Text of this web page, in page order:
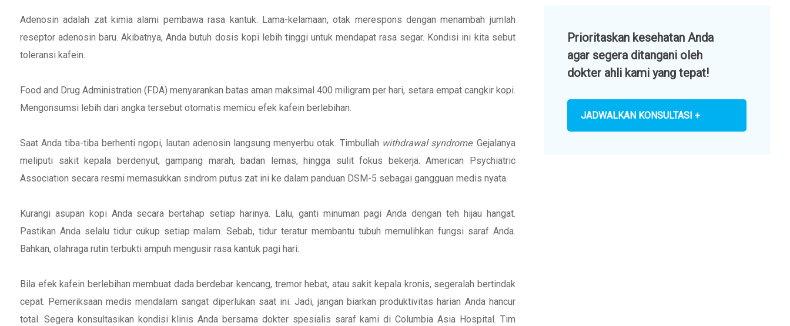
Adenosin adalah zat kimia alami pembawa rasa kantuk. Lama-kelamaan, otak merespons dengan menambah jumlah
reseptor adenosin baru. Akibatnya, Anda butuh dosis kopi lebih tinggi untuk mendapat rasa segar. Kondisi ini kita sebut
toleransi kafein.
Food and Drug Administration (FDA) menyarankan batas aman maksimal 400 miligram per hari, setara empat cangkir kopi.
Mengonsumsi lebih dari angka tersebut otomatis memicu efek kafein berlebihan.
Saat Anda tiba-tiba berhenti ngopi, lautan adenosin langsung menyerbu otak. Timbullah withdrawal syndrome. Gejalanya
meliputi sakit kepala berdenyut, gampang marah, badan lemas, hingga sulit fokus bekerja. American Psychiatric
Association secara resmi memasukkan sindrom putus zat ini ke dalam panduan DSM-5 sebagai gangguan medis nyata.
Kurangi asupan kopi Anda secara bertahap setiap harinya. Lalu, ganti minuman pagi Anda dengan teh hijau hangat.
Pastikan Anda selalu tidur cukup setiap malam. Sebab, tidur teratur membantu tubuh memulihkan fungsi saraf Anda.
Bahkan, olahraga rutin terbukti ampuh mengusir rasa kantuk pagi hari.
Bila efek kafein berlebihan membuat dada berdebar kencang, tremor hebat, atau sakit kepala kronis, segeralah bertindak
cepat. Pemeriksaan medis mendalam sangat diperlukan saat ini. Jadi, jangan biarkan produktivitas harian Anda hancur
total. Segera konsultasikan kondisi klinis Anda bersama dokter spesialis saraf kami di Columbia Asia Hospital. Tim
Prioritaskan kesehatan Anda
agar segera ditangani oleh
dokter ahli kami yang tepat!
JADWALKAN KONSULTASI +